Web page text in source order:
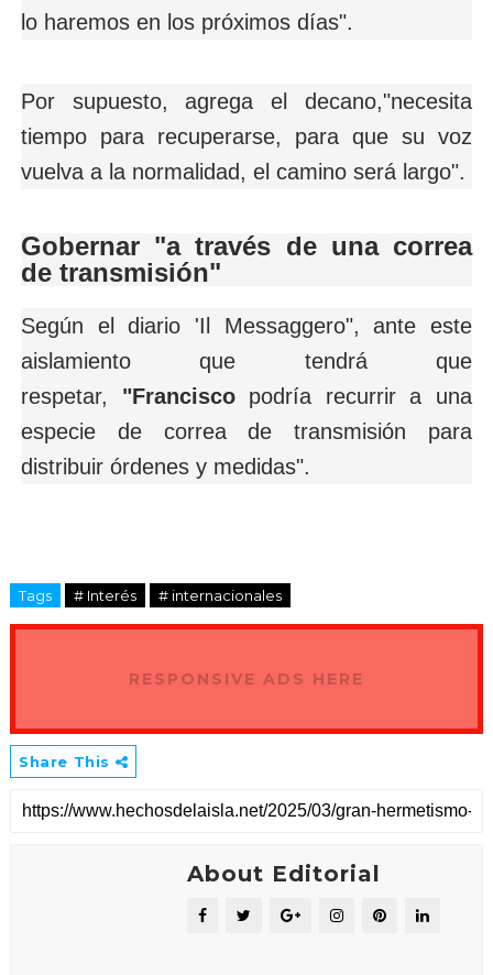
lo haremos en los próximos días".
Por supuesto, agrega el decano,"necesita
tiempo para recuperarse, para que su voz
vuelva a la normalidad, el camino será largo".
Gobernar "a través de una correa
de transmisión"
Según el diario 'Il Messaggero", ante este
aislamiento que tendrá que
respetar, "Franciscopodría recurrir a una
especie de correa de transmisión para
distribuir órdenes y medidas".
Tags # Interés # internacionales
RESPONSIVE ADS HERE
Share This
About Editorial